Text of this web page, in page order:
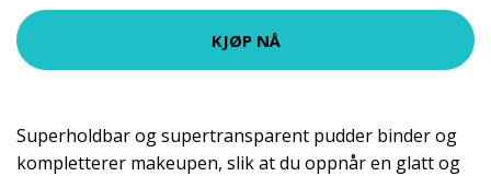
KJØP NÅ
Superholdbar og supertransparent pudder binder og
kompletterer makeupen, slik at du oppnår en glatt og